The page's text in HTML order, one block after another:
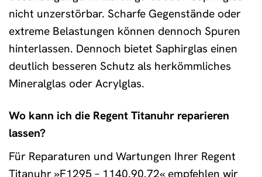
nicht unzerstörbar. Scharfe Gegenstände oder
extreme Belastungen können dennoch Spuren
hinterlassen. Dennoch bietet Saphirglas einen
deutlich besseren Schutz als herkömmliches
Mineralglas oder Acrylglas.
Wo kann ich die Regent Titanuhr reparieren
lassen?
Für Reparaturen und Wartungen Ihrer Regent
Titanuhr »F1295 – 1140.90.72« empfehlen wir